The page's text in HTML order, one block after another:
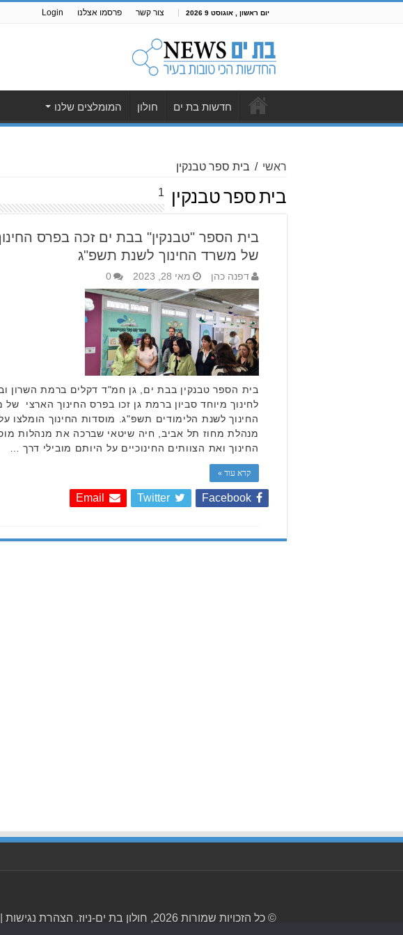
יום ראשון , אוגוסט 9 2026 צור קשר פרסמו אצלנו Login
חדשות בת ים חולון המומלצים שלנו
ראשי / בית ספר טבנקין
1 בית ספר טבנקין
בית הספר "טבנקין" בבת ים זכה בפרס
של משרד החינוך לשנת תשפ"ג
דפנה כהן מאי 28, 2023 0
בית הספר טבנקין בבת ים, גן חמ"ד דקלים ברמת השרון
לחינוך מיוחד סביון ברמת גן זכו בפרס החינוך הארצי
החינוך לשנת הלימודים תשפ"ג. מוסדות החינוך הומלצו על
מנהלת מחוז תל אביב, חיה שיטאי שברכה את מנהלות
החינוך ואת הצוותים החינוכיים על היותם מובילי דרך …
קרא עוד »
Facebook
Twitter
Email
© כל הזכויות שמורות 2026, חולון בת ים-ניוז. הצהרת נגישות